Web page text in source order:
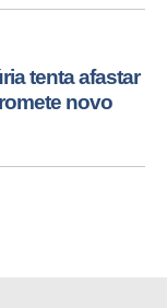
tenta afastar
novo